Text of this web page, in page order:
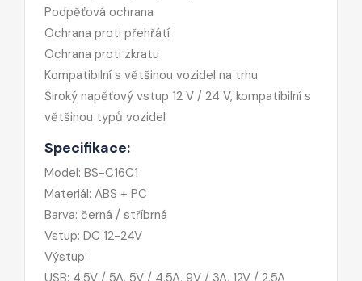
Podpěťová ochrana
Ochrana proti přehřátí
Ochrana proti zkratu
Kompatibilní s většinou vozidel na trhu
Široký napěťový vstup 12 V / 24 V, kompatibilní s
většinou typů vozidel
Specifikace:
Model: BS-C16C1
Materiál: ABS + PC
Barva: černá / stříbrná
Vstup: DC 12-24V
Výstup:
USB: 4,5V / 5A, 5V / 4,5A, 9V / 3A, 12V / 2,5A